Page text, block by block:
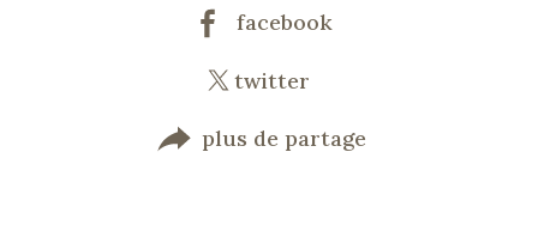
facebook
twitter
plus de partage